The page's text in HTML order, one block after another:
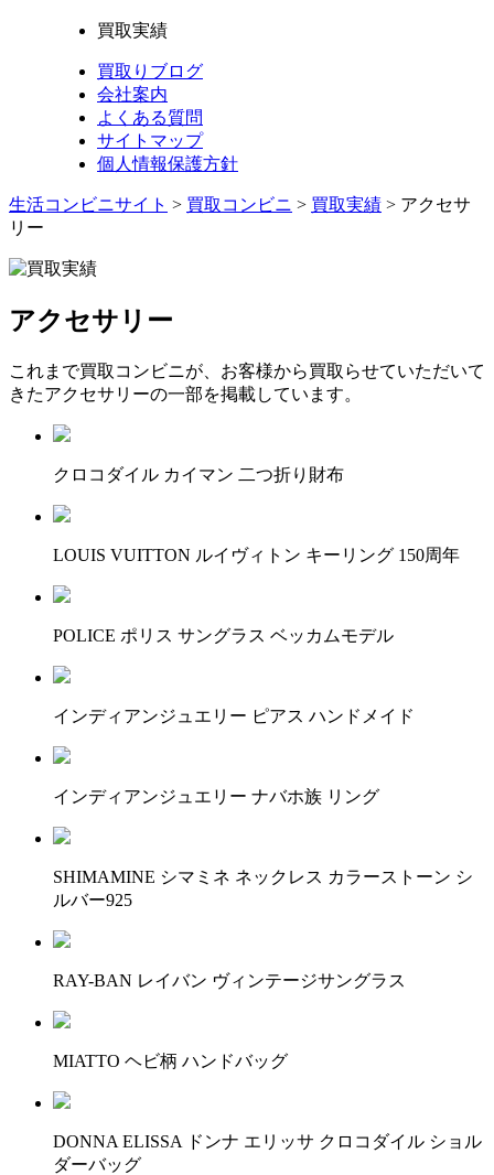
買取実績
買取りブログ
会社案内
よくある質問
サイトマップ
個人情報保護方針
生活コンビニサイト > 買取コンビニ > 買取実績 > アクセサ
リー
アクセサリー
これまで買取コンビニが、お客様から買取らせていただいて
きたアクセサリーの一部を掲載しています。
クロコダイル カイマン 二つ折り財布
LOUIS VUITTON ルイヴィトン キーリング 150周年
POLICE ポリス サングラス ベッカムモデル
インディアンジュエリー ピアス ハンドメイド
インディアンジュエリー ナバホ族 リング
SHIMAMINE シマミネ ネックレス カラーストーン シ
ルバー925
RAY-BAN レイバン ヴィンテージサングラス
MIATTO ヘビ柄 ハンドバッグ
DONNA ELISSA ドンナ エリッサ クロコダイル ショル
ダーバッグ